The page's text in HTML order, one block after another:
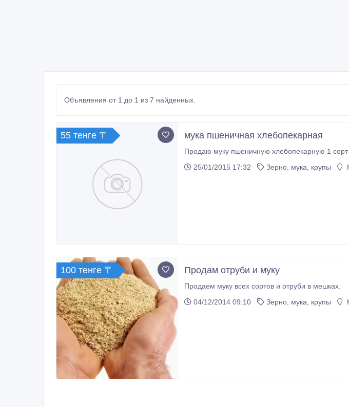
Объявления от 1 до 1 из 7 найденных.
55 тенге 〒 мука пшеничная хлебопекарная
Продаю муку пшеничную хлебопекарную 1 сорт
25/01/2015 17:32
Зерно, мука, крупы
100 тенге 〒 Продам отруби и муку
Продаем муку всех сортов и отруби в мешках.
04/12/2014 09:10
Зерно, мука, крупы